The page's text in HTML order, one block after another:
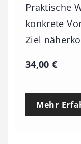
Praktische
konkrete
Ziel
34,00€
Mehr